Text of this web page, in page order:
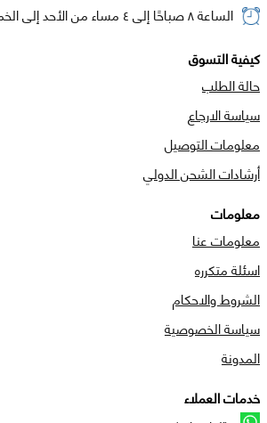
الساعة ٨ صباحًا إلى ٤ مساء من الأحد إلى الخميس
كيفية التسوق
حالة الطلب
سياسة الارجاع
معلومات التوصيل
أرشادات الشحن الدولي
معلومات
معلومات عنا
اسئلة متكرره
الشروط والاحكام
سياسة الخصوصية
المدونة
خدمات العملاء